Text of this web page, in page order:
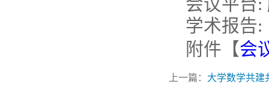
学术报告:
附件【会
上一篇： 大学数学共建